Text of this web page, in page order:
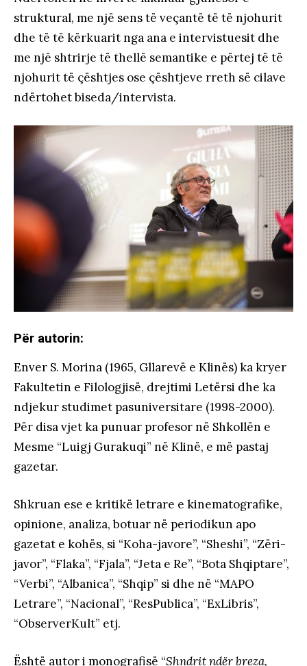
struktural, me një sens të veçantë të të njohurit
dhe të të kërkuarit nga ana e intervistuesit dhe
me një shtrirje të thellë semantike e përtej të të
njohurit të çështjes ose çështjeve rreth së cilave
ndërtohet biseda/intervista.
Për autorin:
Enver S. Morina (1965, Gllarevë e Klinës) ka kryer
Fakultetin e Filologjisë, drejtimi Letërsi dhe ka
ndjekur studimet pasuniversitare (1998-2000).
Për disa vjet ka punuar profesor në Shkollën e
Mesme “Luigj Gurakuqi” në Klinë, e më pastaj
gazetar.
Shkruan ese e kritikë letrare e kinematografike,
opinione, analiza, botuar në periodikun apo
gazetat e kohës, si “Koha-javore”, “Sheshi”, “Zëri-
javor”, “Flaka”, “Fjala”, “Jeta e Re”, “Bota Shqiptare”,
“Verbi”, “Albanica”, “Shqip” si dhe në “MAPO
Letrare”, “Nacional”, “ResPublica”, “ExLibris”,
“ObserverKult” etj.
Është autor i monografisë “Shndrit ndër breza,